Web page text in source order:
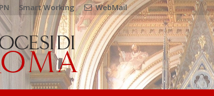
Smart Working WebMail